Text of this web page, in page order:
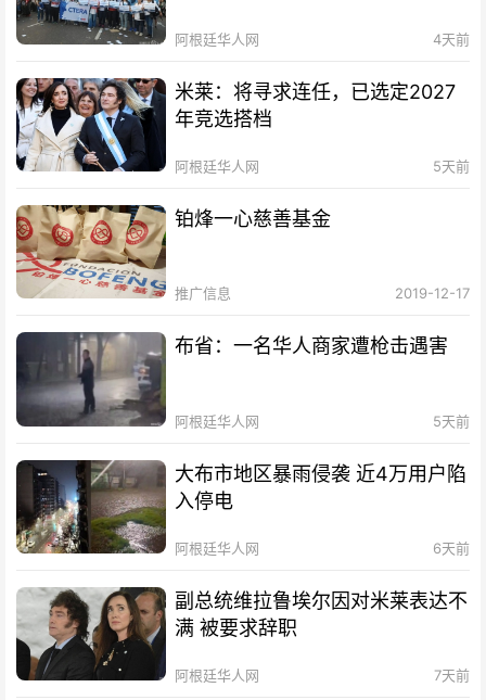
阿根廷华人网 4天前
米莱：将寻求连任，已选定2027
年竞选搭档
阿根廷华人网 5天前
铂烽一心慈善基金
推广信息 2019-12-17
布省：一名华人商家遭枪击遇害
阿根廷华人网 5天前
大布市地区暴雨侵袭 近4万用户陷
入停电
阿根廷华人网 6天前
副总统维拉鲁埃尔因对米莱表达不
满 被要求辞职
阿根廷华人网 7天前